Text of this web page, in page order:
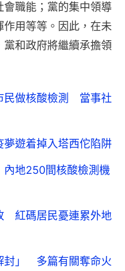
職能；黨的集中領導
用等等。因此，在未
和政府將繼續承擔領
民做核酸檢測 當事社
遊着掉入塔西佗陷阱
地250間核酸檢測機
紅碼居民憂連累外地
封」 多篇有關奪命火